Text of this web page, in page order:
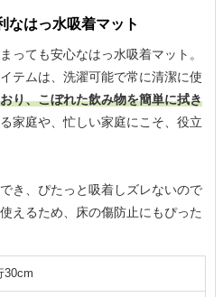
なはっ水吸着マット
っても安心なはっ水吸着マット。
テムは、洗濯可能で常に清潔に使
り、こぼれた飲み物を簡単に拭き
家庭や、忙しい家庭にこそ、役立
き、ぴたっと吸着しズレないので
えるため、床の傷防止にもぴった
30cm